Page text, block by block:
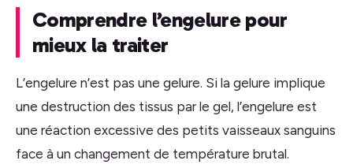
Comprendre l’engelure pour
mieux la traiter
L’engelure n’est pas une gelure. Si la gelure implique
une destruction des tissus par le gel, l’engelure est
une réaction excessive des petits vaisseaux sanguins
face à un changement de température brutal.